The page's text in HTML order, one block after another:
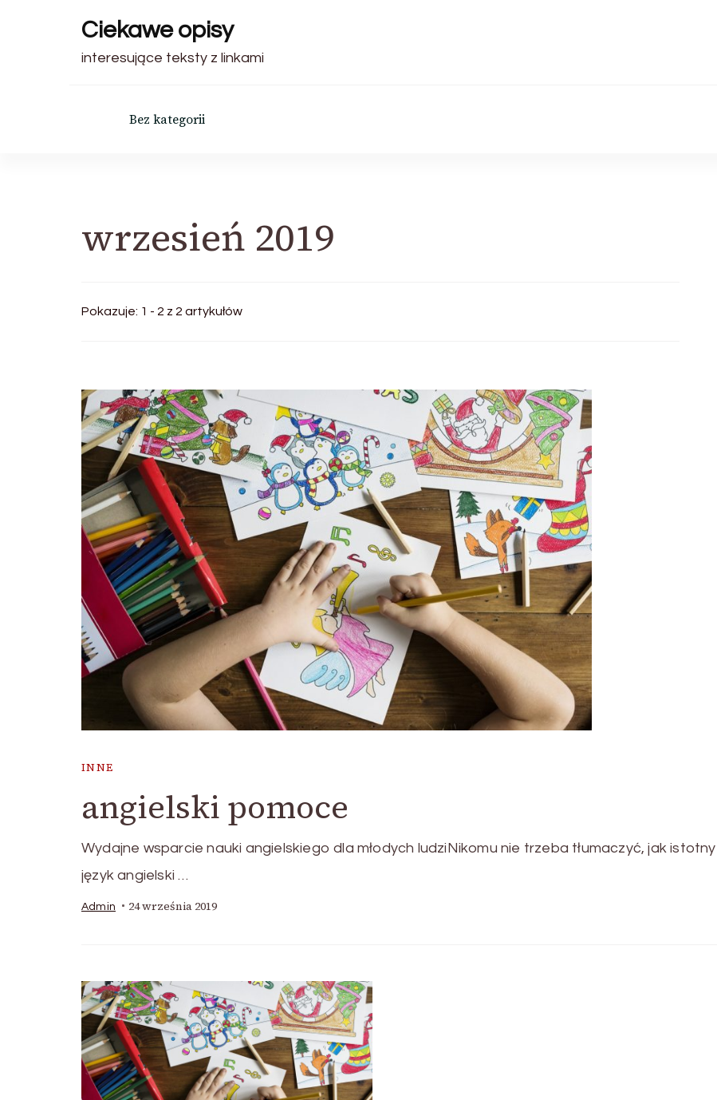
Ciekawe opisy
interesujące teksty z linkami
Bez kategorii
wrzesień 2019
Pokazuje: 1 - 2 z 2 artykułów
INNE
angielski pomoce
Wydajne wsparcie nauki angielskiego dla młodych ludziNikomu nie trzeba tłumaczyć, jak
język angielski …
Admin 24 września 2019